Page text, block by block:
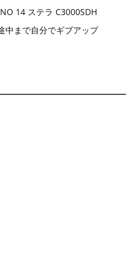
14 ステラ C3000SDH
中まで自分でギブアップ